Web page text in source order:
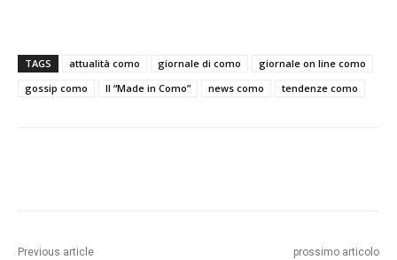
TAGS attualità como giornale di como
giornale on line como
gossip como
Il “Made in Como” news como tendenze como
Previous article prossimo articolo